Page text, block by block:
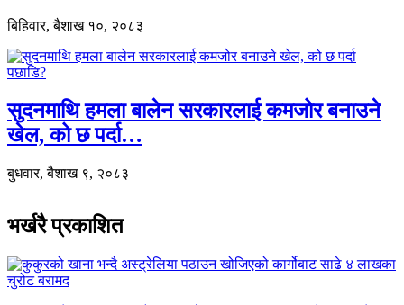
बिहिवार, बैशाख १०, २०८३
सुदनमाथि हमला बालेन सरकारलाई कमजोर बनाउने
खेल, को छ पर्दा…
बुधवार, बैशाख ९, २०८३
भर्खरै प्रकाशित